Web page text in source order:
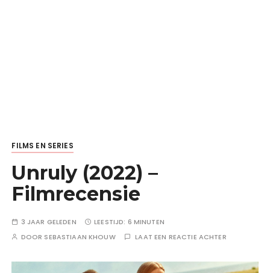
FILMS EN SERIES
Unruly (2022) –
Filmrecensie
3 JAAR GELEDEN LEESTIJD: 6 MINUTEN
DOOR SEBASTIAAN KHOUW LAAT EEN REACTIE ACHTER